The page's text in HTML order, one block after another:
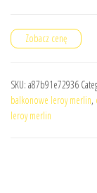
Zobacz cenę
SKU: a87b91e72936
balkonowe leroy merlin,
leroy merlin